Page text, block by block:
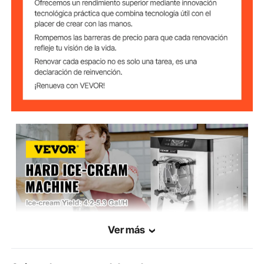
Dimensiones del
Paquete
40 x 50 x 70 cm
Ver más